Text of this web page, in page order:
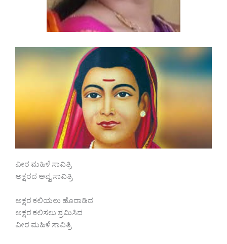
ವೀರ ಮಹಿಳೆ ಸಾವಿತ್ರಿ
ಅಕ್ಷರದ ಅವ್ವ ಸಾವಿತ್ರಿ
ಅಕ್ಷರ ಕಲಿಯಲು ಹೊರಾಡಿದ
ಅಕ್ಷರ ಕಲಿಸಲು ಶ್ರಮಿಸಿದ
ವೀರ ಮಹಿಳೆ ಸಾವಿತ್ರಿ